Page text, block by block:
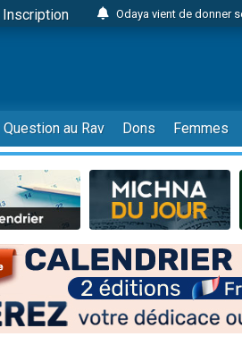
Inscription
Odaya vient de donner
3 personnes
2 personnes viennent
13 personnes viennent
12 nouvelles
30 personnes
Il reste 49 places
3 personnes viennent
2 personnes viennent
3 personnes viennent
2 nouvelles
8 personnes
Question au Rav Dons Femmes